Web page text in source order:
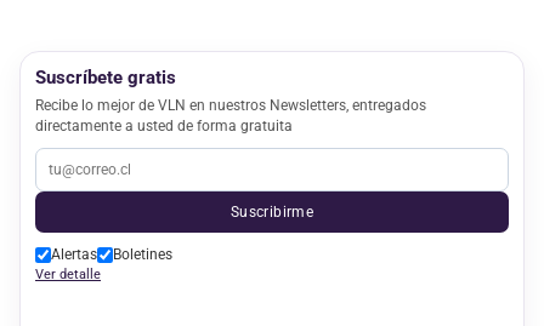
Suscríbete gratis
Recibe lo mejor de VLN en nuestros Newsletters, entregados
directamente a usted de forma gratuita
Suscribirme
Alertas Boletines
Ver detalle